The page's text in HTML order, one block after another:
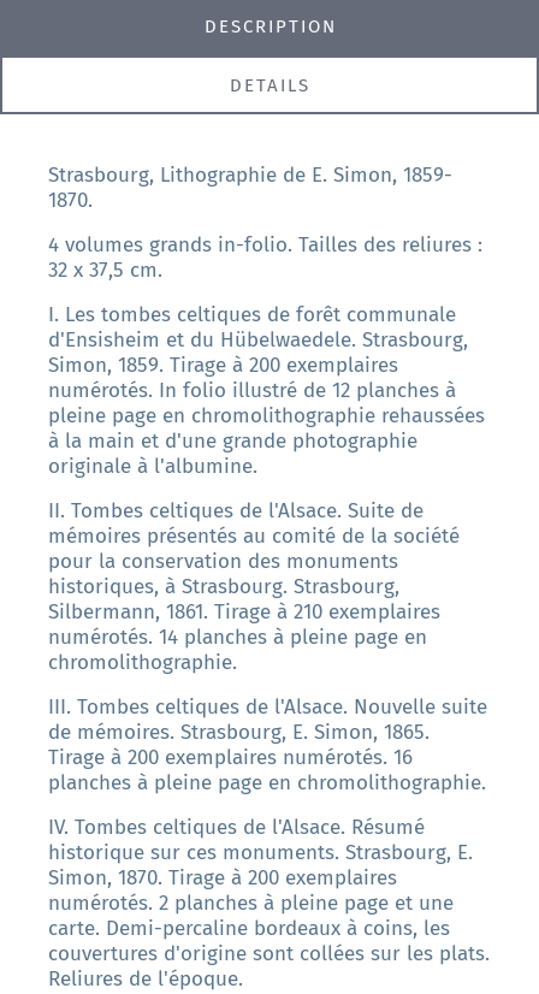
DESCRIPTION
DETAILS
Strasbourg, Lithographie de E. Simon, 1859-
1870.
4 volumes grands in-folio. Tailles des reliures :
32 x 37,5 cm.
I. Les tombes celtiques de forêt communale
d'Ensisheim et du Hübelwaedele. Strasbourg,
Simon, 1859. Tirage à 200 exemplaires
numérotés. In folio illustré de 12 planches à
pleine page en chromolithographie rehaussées
à la main et d'une grande photographie
originale à l'albumine.
II. Tombes celtiques de l'Alsace. Suite de
mémoires présentés au comité de la société
pour la conservation des monuments
historiques, à Strasbourg. Strasbourg,
Silbermann, 1861. Tirage à 210 exemplaires
numérotés. 14 planches à pleine page en
chromolithographie.
III. Tombes celtiques de l'Alsace. Nouvelle suite
de mémoires. Strasbourg, E. Simon, 1865.
Tirage à 200 exemplaires numérotés. 16
planches à pleine page en chromolithographie.
IV. Tombes celtiques de l'Alsace. Résumé
historique sur ces monuments. Strasbourg, E.
Simon, 1870. Tirage à 200 exemplaires
numérotés. 2 planches à pleine page et une
carte. Demi-percaline bordeaux à coins, les
couvertures d'origine sont collées sur les plats.
Reliures de l'époque.